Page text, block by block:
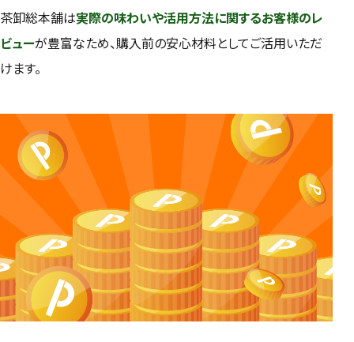
茶卸総本舗は実際の味わいや活用方法に関するお客様のレ
ビューが豊富なため、購入前の安心材料としてご活用いただ
けます。